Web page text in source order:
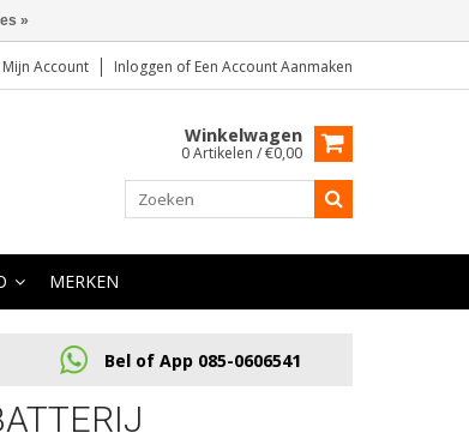
Mijn Account Inloggen of Een Account Aanmaken
Winkelwagen
0 Artikelen / €0,00
MERKEN
Bel of App 085-0606541
»